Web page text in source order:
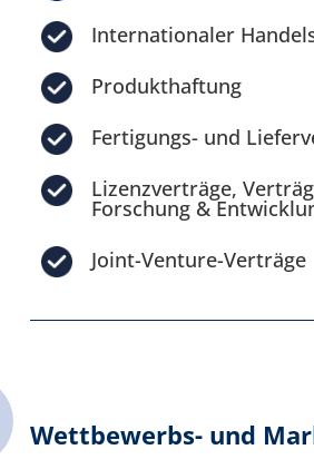
Internationaler
Produkthaftung
Fertigungs- und
Lizenzverträge,
Forschung &
Joint-Venture-Verträge
Wettbewerbs- und